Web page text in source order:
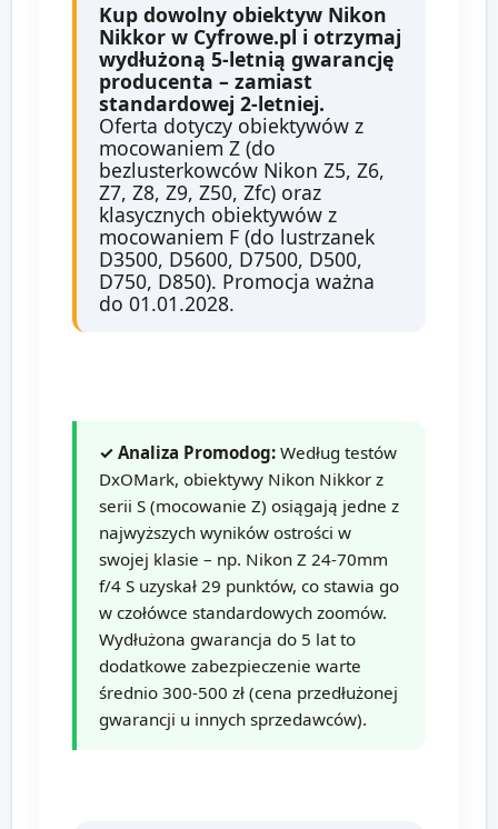
Kup dowolny obiektyw Nikon
Nikkor w Cyfrowe.pl i otrzymaj
wydłużoną 5-letnią gwarancję
producenta – zamiast
standardowej 2-letniej.
Oferta dotyczy obiektywów z
mocowaniem Z (do
bezlusterkowców Nikon Z5, Z6,
Z7, Z8, Z9, Z50, Zfc) oraz
klasycznych obiektywów z
mocowaniem F (do lustrzanek
D3500, D5600, D7500, D500,
D750, D850). Promocja ważna
do 01.01.2028.
✓ Analiza Promodog: Według testów
DxOMark, obiektywy Nikon Nikkor z
serii S (mocowanie Z) osiągają jedne z
najwyższych wyników ostrości w
swojej klasie – np. Nikon Z 24-70mm
f/4 S uzyskał 29 punktów, co stawia go
w czołówce standardowych zoomów.
Wydłużona gwarancja do 5 lat to
dodatkowe zabezpieczenie warte
średnio 300-500 zł (cena przedłużonej
gwarancji u innych sprzedawców).